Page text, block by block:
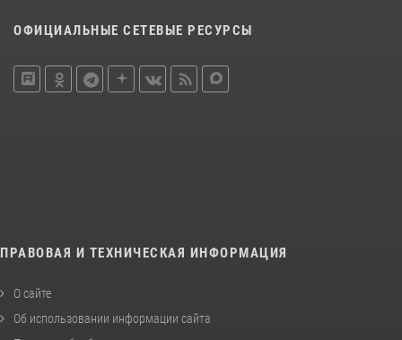
ОФИЦИАЛЬНЫЕ СЕТЕВЫЕ РЕСУРСЫ
ПРАВОВАЯ И ТЕХНИЧЕСКАЯ ИНФОРМАЦИЯ
О сайте
Об использовании информации сайта